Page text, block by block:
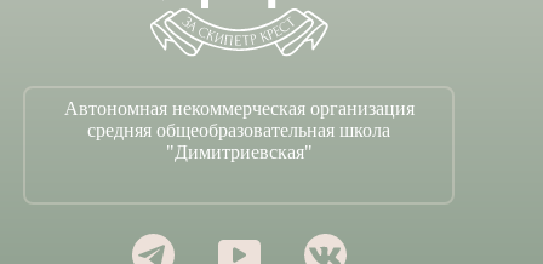
Автономная некоммерческая организация
средняя общеобразовательная школа
"Димитриевская"